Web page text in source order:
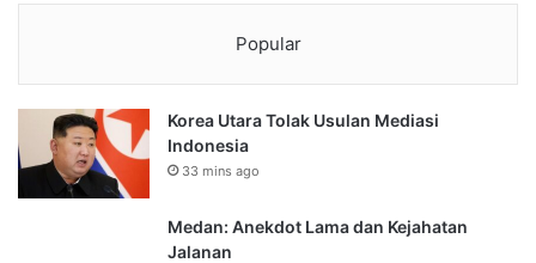
Popular
Korea Utara Tolak Usulan Mediasi
Indonesia
33 mins ago
Medan: Anekdot Lama dan Kejahatan
Jalanan